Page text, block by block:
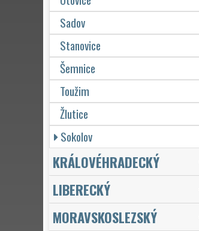
Sadov
Stanovice
Šemnice
Toužim
Žlutice
Sokolov
KRÁLOVÉHRADECKÝ
LIBERECKÝ
MORAVSKOSLEZSKÝ